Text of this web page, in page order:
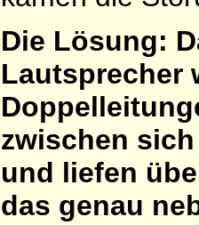
Die Lösung:
Lautsprecher
zwischen
und liefen
das genau